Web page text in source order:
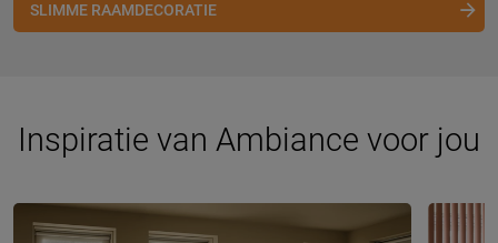
SLIMME RAAMDECORATIE
Inspiratie van Ambiance voor jou